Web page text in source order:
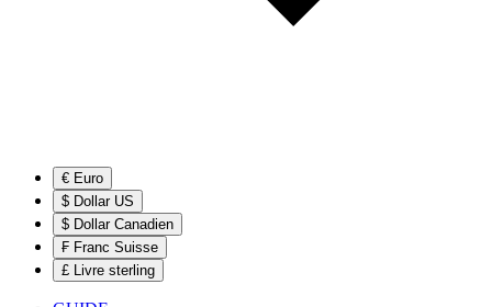
€ Euro
$ Dollar US
$ Dollar Canadien
₣ Franc Suisse
£ Livre sterling